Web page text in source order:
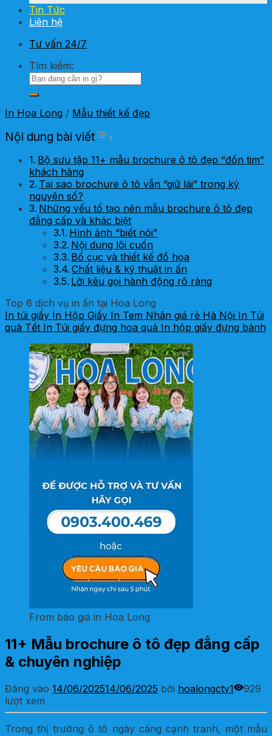
Tin Tức
Liên hệ
Tư vấn 24/7
Tìm kiếm:
In Hoa Long / Mẫu thiết kế đẹp
Nội dung bài viết Toggle Table of Content
Bộ sưu tập 11+ mẫu brochure ô tô đẹp “đốn tim”
khách hàng
Tại sao brochure ô tô vẫn “giữ lái” trong kỷ
nguyên số?
Những yếu tố tạo nên mẫu brochure ô tô đẹp
đẳng cấp và khác biệt
Hình ảnh “biết nói”
Nội dung lôi cuốn
Bố cục và thiết kế đồ họa
Chất liệu & kỹ thuật in ấn
Lời kêu gọi hành động rõ ràng
Top 6 dịch vụ in ấn tại Hoa Long
In túi giấy In Hộp Giấy In Tem Nhãn giá rẻ Hà Nội In Túi
quà Tết In Túi giấy đựng hoa quả In hộp giấy đựng bánh
From báo giá in Hoa Long
11+ Mẫu brochure ô tô đẹp đẳng cấp
& chuyên nghiệp
Đăng vào 14/06/202514/06/2025 bởi hoalongctv1
929
lượt xem
Trong thị trường ô tô ngày càng cạnh tranh, một mẫu